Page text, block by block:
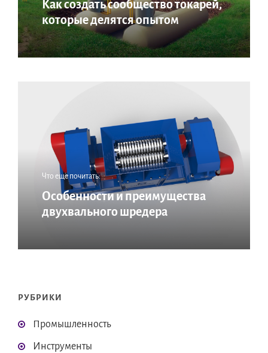
Как создать сообщество токарей,
которые делятся опытом
Что еще почитать:
Особенности и преимущества
двухвального шредера
РУБРИКИ
Промышленность
Инструменты